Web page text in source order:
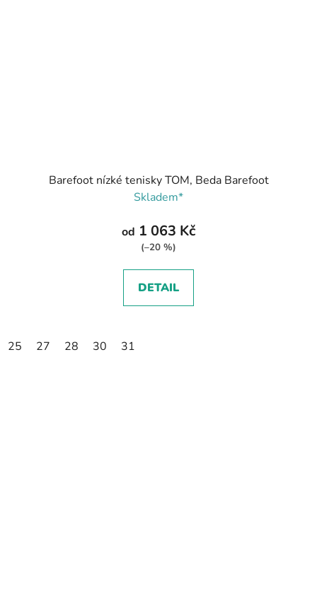
Barefoot nízké tenisky TOM, Beda Barefoot
Skladem*
od 1 063 Kč
(–20 %)
DETAIL
25 27 28 30 31